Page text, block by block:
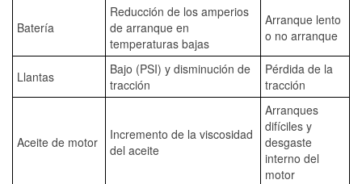
Batería
Reducción de los amperios
de arranque en
temperaturas bajas
Arranque lento
o no arranque
Llantas
Bajo (PSI) y disminución de
tracción
Pérdida de la
tracción
Aceite de motor
Incremento de la viscosidad
del aceite
Arranques
difíciles y
desgaste
interno del
motor